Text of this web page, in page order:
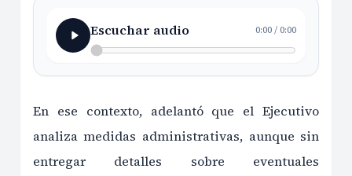
Escuchar audio 0:00/0:00
En ese contexto, adelantó que el Ejecutivo
analiza medidas administrativas, aunque sin
entregar detalles sobre eventuales